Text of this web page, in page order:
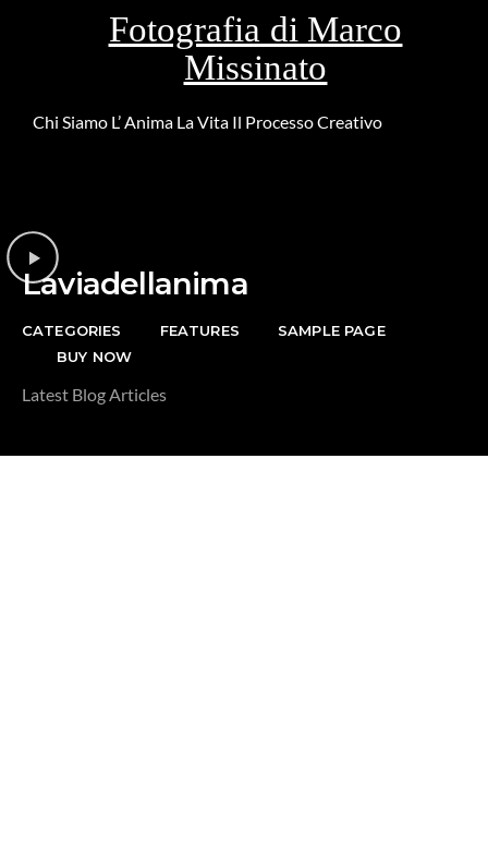
Fotografia di Marco
Missinato
Chi Siamo L’ Anima La Vita Il Processo Creativo
Laviadellanima
CATEGORIES FEATURES
SAMPLE PAGE
BUY NOW
Latest Blog Articles